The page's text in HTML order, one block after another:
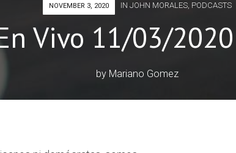
content
NOVEMBER 3, 2020 IN JOHN MORALES, PODCASTS
Vivo 11/03/
by Mariano Gomez